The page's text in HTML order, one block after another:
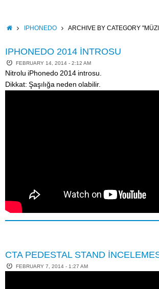
contentHOMEIPHONEDO ARCHIVE BY CATEGORY
IPHONEDO 2014 İNTROSU
FEBRUARY 14, 2014 - 2:12 AM
Nitrolu iPhonedo 2014 introsu.
Dikkat: Şaşılığa neden olabilir.
CTA PEDESTAL STAND
FEBRUARY 7, 2014 - 1:27 AM